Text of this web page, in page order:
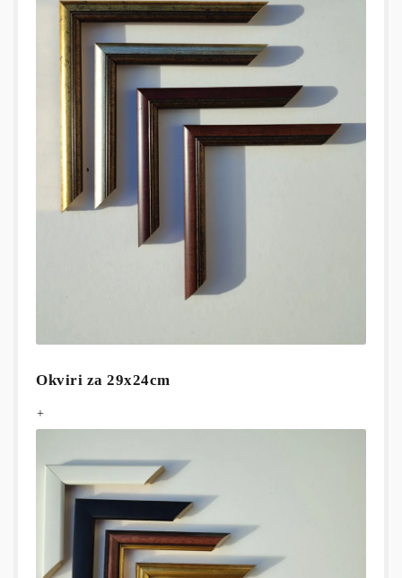
Okviri za 29x24cm
+